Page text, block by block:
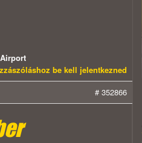
be kell jelentkezned
# 352866